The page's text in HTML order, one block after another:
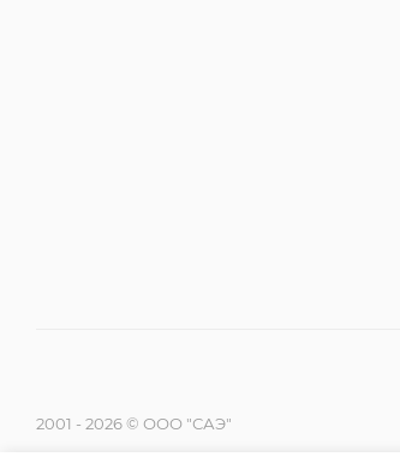
2001 - 2026 © ООО "САЭ"